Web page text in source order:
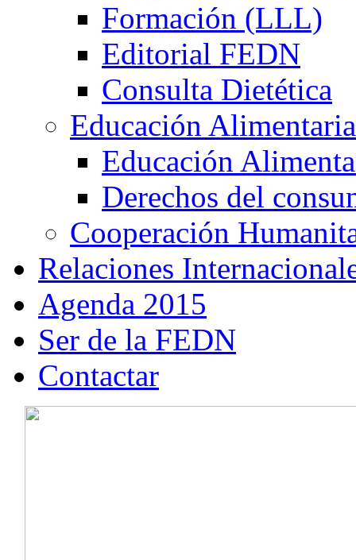
Formación (LLL)
Editorial FEDN
Consulta Dietética
Educación Alimentaria
Educación
Derechos del
Cooperación
Relaciones
Agenda 2015
Ser de la FEDN
Contactar